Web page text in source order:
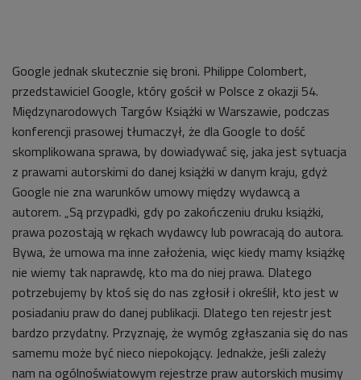
Google jednak skutecznie się broni. Philippe Colombert,
przedstawiciel Google, który gościł w Polsce z okazji 54.
Międzynarodowych Targów Książki w Warszawie, podczas
konferencji prasowej tłumaczył, że dla Google to dość
skomplikowana sprawa, by dowiadywać się, jaka jest sytuacja
z prawami autorskimi do danej książki w danym kraju, gdyż
Google nie zna warunków umowy między wydawcą a
autorem. „Są przypadki, gdy po zakończeniu druku książki,
prawa pozostają w rękach wydawcy lub powracają do autora.
Bywa, że umowa ma inne założenia, więc kiedy mamy książkę
nie wiemy tak naprawdę, kto ma do niej prawa. Dlatego
potrzebujemy by ktoś się do nas zgłosił i określił, kto jest w
posiadaniu praw do danej publikacji. Dlatego ten rejestr jest
bardzo przydatny. Przyznaję, że wymóg zgłaszania się do nas
samemu może być nieco niepokojący. Jednakże, jeśli zależy
nam na ogólnoświatowym rejestrze praw autorskich musimy